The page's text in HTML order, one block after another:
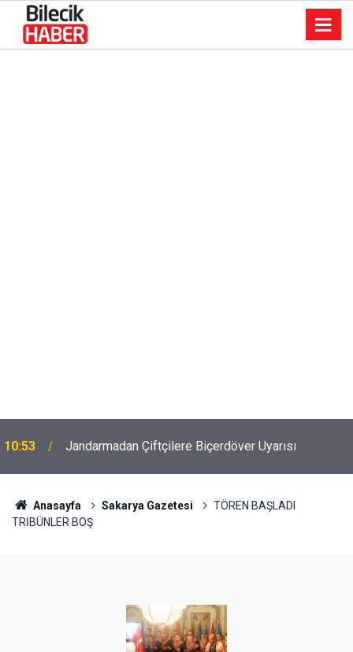
10:53 Jandarmadan Çiftçilere Biçerdöver Uyarısı
Anasayfa Sakarya Gazetesi
TÖREN BAŞLADI
TRİBÜNLER BOŞ